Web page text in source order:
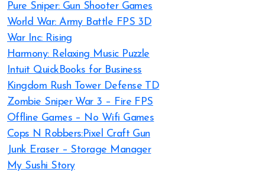
Pure Sniper: Gun Shooter Games
World War: Army Battle FPS 3D
War Inc: Rising
Harmony: Relaxing Music Puzzle
Intuit QuickBooks for Business
Kingdom Rush Tower Defense TD
Zombie Sniper War 3 – Fire FPS
Offline Games – No Wifi Games
Cops N Robbers:Pixel Craft Gun
Junk Eraser – Storage Manager
My Sushi Story